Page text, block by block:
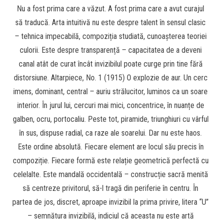
Nu a fost prima care a văzut. A fost prima care a avut curajul
să traducă. Arta intuitivă nu este despre talent în sensul clasic
– tehnica impecabilă, compoziția studiată, cunoașterea teoriei
culorii. Este despre transparență – capacitatea de a deveni
canal atât de curat încât invizibilul poate curge prin tine fără
distorsiune. Altarpiece, No. 1 (1915) O explozie de aur. Un cerc
imens, dominant, central – auriu strălucitor, luminos ca un soare
interior. În jurul lui, cercuri mai mici, concentrice, în nuanțe de
galben, ocru, portocaliu. Peste tot, piramide, triunghiuri cu vârful
în sus, dispuse radial, ca raze ale soarelui. Dar nu este haos.
Este ordine absolută. Fiecare element are locul său precis în
compoziție. Fiecare formă este relație geometrică perfectă cu
celelalte. Este mandală occidentală – construcție sacră menită
să centreze privitorul, să-l tragă din periferie în centru. În
partea de jos, discret, aproape invizibil la prima privire, litera “U”
– semnătura invizibilă, indiciul că aceasta nu este artă